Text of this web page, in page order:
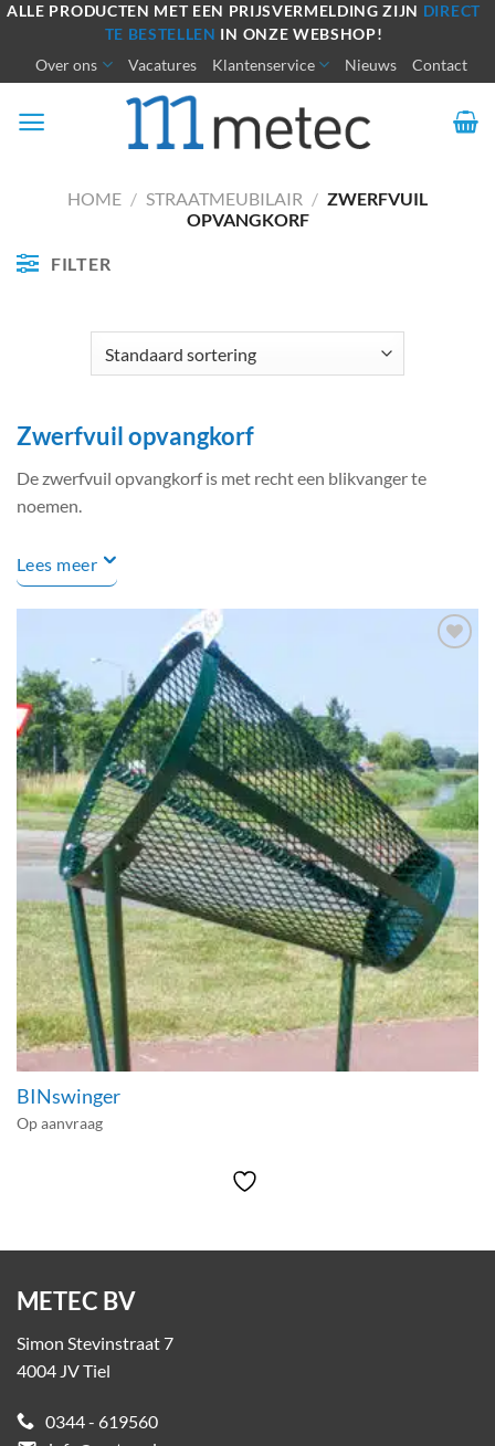
Ga
inhoud
ALLE PRODUCTEN MET EEN PRIJSVERMELDING ZIJN DIRECT
TE BESTELLEN IN ONZE WEBSHOP!
Over ons Vacatures Klantenservice Nieuws Contact
HOME / STRAATMEUBILAIR / ZWERFVUIL
OPVANGKORF
FILTER
Zwerfvuil opvangkorf
De zwerfvuil opvangkorf is met recht een blikvanger te
noemen.
Lees meer
BINswinger
Op aanvraag
METEC BV
Simon Stevinstraat 7
4004 JV Tiel
0344 - 619560